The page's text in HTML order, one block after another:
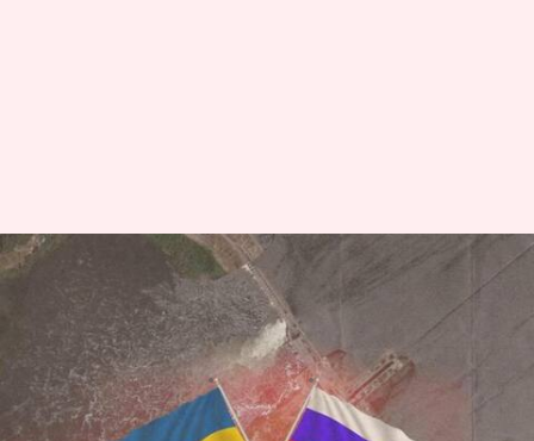
உக்ரைன் அணை
தாக்குதல்: 17,000 பேர் மீட்பு,
பலர் உயிரிழப்பு
எழுதியவர் Sindhuja SM Jun 07, 2023 10:48 am